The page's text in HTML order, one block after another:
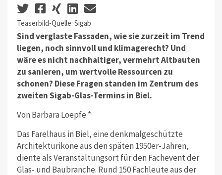
Teaserbild-Quelle: Sigab
Sind verglaste Fassaden, wie sie zurzeit im Trend
liegen, noch sinnvoll und klimagerecht? Und
wäre es nicht nachhaltiger, vermehrt Altbauten
zu sanieren, um wertvolle Ressourcen zu
schonen? Diese Fragen standen im Zentrum des
zweiten Sigab-Glas-Termins in Biel.
Von Barbara Loepfe *
Das Farelhaus in Biel, eine denkmalgeschützte
Architekturikone aus den späten 1950er-Jahren,
diente als Veranstaltungsort für den Fachevent der
Glas- und Baubranche. Rund 150 Fachleute aus der